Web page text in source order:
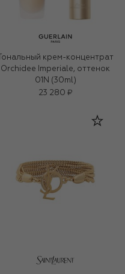
Тональный крем-концентрат
Orchidee Imperiale, оттенок
01N (30ml)
23 280 ₽